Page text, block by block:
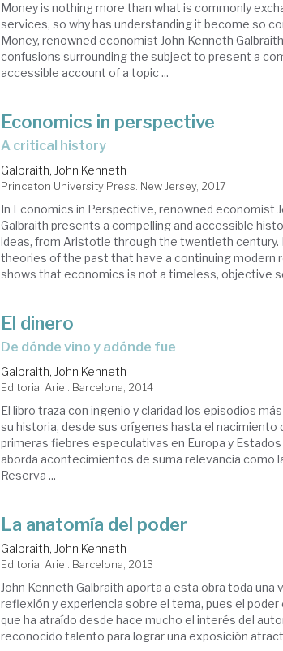
Money is nothing more than what is commonly
services, so why has understanding it become so
Money, renowned economist John Kenneth
confusions surrounding the subject to present a
accessible account of a topic ...
Economics in perspective
a critical history
Galbraith, John Kenneth
Princeton University Press. New Jersey, 2017
In Economics in Perspective, renowned economist
Galbraith presents a compelling and accessible
ideas, from Aristotle through the twentieth century.
theories of the past that have a continuing modern
shows that economics is not a timeless, objective
El dinero
de dónde vino y adónde fue
Galbraith, John Kenneth
Editorial Ariel. Barcelona, 2014
El libro traza con ingenio y claridad los episodios
su historia, desde sus orígenes hasta el nacimiento
primeras fiebres especulativas en Europa y Estados
aborda acontecimientos de suma relevancia como
Reserva ...
La anatomía del poder
Galbraith, John Kenneth
Editorial Ariel. Barcelona, 2013
John Kenneth Galbraith aporta a esta obra toda una
reflexión y experiencia sobre el tema, pues el poder
que ha atraído desde hace mucho el interés del
reconocido talento para lograr una exposición